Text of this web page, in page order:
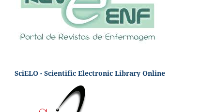
SciELO - Scientific Electronic Library Online